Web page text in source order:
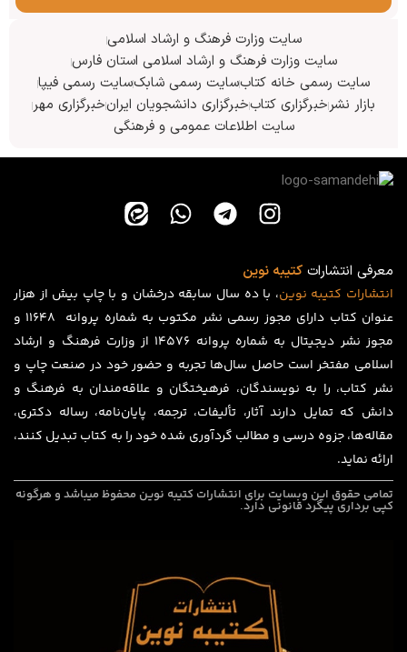
سایت وزارت فرهنگ و ارشاد اسلامی
سایت وزارت فرهنگ و ارشاد اسلامی استان فارس
سایت رسمی خانه کتابسایت رسمی شابکسایت رسمی فیپا
بازار نشرخبرگزاری کتابخبرگزاری دانشجویان ایرانخبرگزاری مهر
سایت اطلاعات عمومی و فرهنگی
معرفی انتشاراتکتیبه نوین
انتشارات کتیبه نوین، با ده سال سابقه درخشان و با چاپ بیش از هزار
عنوان کتاب دارای مجوز رسمی نشر مکتوب به شماره پروانه ۱۱۶۴۸ و
مجوز نشر دیجیتال به شماره پروانه 14576 از وزارت فرهنگ و ارشاد
اسلامی مفتخر است حاصل سال‌ها تجربه و حضور خود در صنعت چاپ و
نشر کتاب، را به نویسندگان، فرهیختگان و علاقه‌مندان به فرهنگ و
دانش که تمایل دارند آثار، تألیفات، ترجمه، پایان‌نامه، رساله دکتری،
مقاله‌ها، جزوه درسی و مطالب گردآوری شده خود را به کتاب تبدیل کنند،
ارائه نماید.
تمامی حقوق این وبسایت برای انتشارات کتیبه نوین محفوظ میباشد و هرگونه
کپی برداری پیگرد قانونی دارد.